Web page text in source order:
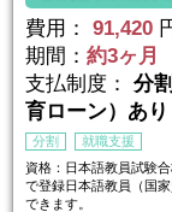
費用：
91,420
期間： 約3ヶ月
支払制度： 分
育ローン）あり
分割
就職支援
資格：日本語教員試験
で登録日本語教員（国
できます。